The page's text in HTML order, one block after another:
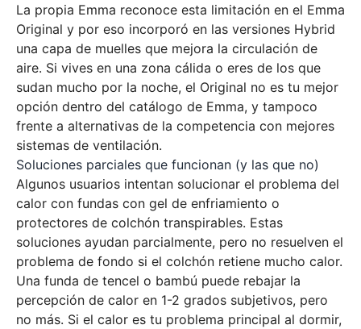
La propia Emma reconoce esta limitación en el Emma
Original y por eso incorporó en las versiones Hybrid
una capa de muelles que mejora la circulación de
aire. Si vives en una zona cálida o eres de los que
sudan mucho por la noche, el Original no es tu mejor
opción dentro del catálogo de Emma, y tampoco
frente a alternativas de la competencia con mejores
sistemas de ventilación.
Soluciones parciales que funcionan (y las que no)
Algunos usuarios intentan solucionar el problema del
calor con fundas con gel de enfriamiento o
protectores de colchón transpirables. Estas
soluciones ayudan parcialmente, pero no resuelven el
problema de fondo si el colchón retiene mucho calor.
Una funda de tencel o bambú puede rebajar la
percepción de calor en 1-2 grados subjetivos, pero
no más. Si el calor es tu problema principal al dormir,